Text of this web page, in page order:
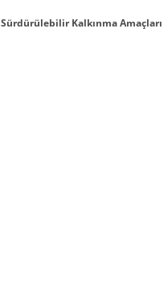
Kalkınma Amaçları